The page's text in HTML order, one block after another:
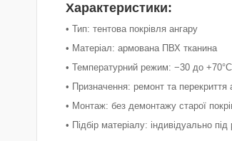
Характеристики:
• Тип: тентова покрівля ангару
• Матеріал: армована ПВХ тканина
• Температурний режим: −30 до +70°C
• Призначення: ремонт та перекриття
• Монтаж: без демонтажу старої
• Підбір матеріалу: індивідуально під